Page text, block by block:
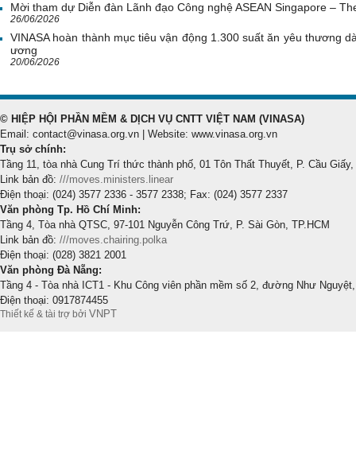
Mời tham dự Diễn đàn Lãnh đạo Công nghệ ASEAN Singapore –
26/06/2026
VINASA hoàn thành mục tiêu vận động 1.300 suất ăn yêu thương
ương
20/06/2026
© HIỆP HỘI PHẦN MỀM & DỊCH VỤ CNTT VIỆT NAM (VINASA)
Email: contact@vinasa.org.vn | Website: www.vinasa.org.vn
Trụ sở chính:
Tầng 11, tòa nhà Cung Trí thức thành phố, 01 Tôn Thất Thuyết, P. Cầu Giấy,
Link bản đồ: ///moves.ministers.linear
Điện thoại: (024) 3577 2336 - 3577 2338; Fax: (024) 3577 2337
Văn phòng Tp. Hồ Chí Minh:
Tầng 4, Tòa nhà QTSC, 97-101 Nguyễn Công Trứ, P. Sài Gòn, TP.HCM
Link bản đồ: ///moves.chairing.polka
Điện thoại: (028) 3821 2001
Văn phòng Đà Nẵng:
Tầng 4 - Tòa nhà ICT1 - Khu Công viên phần mềm số 2, đường Như
Điện thoại: 0917874455
Thiết kế & tài trợ bởi VNPT